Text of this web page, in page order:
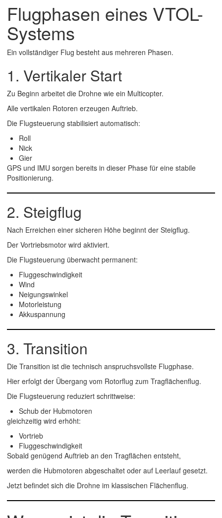
Flugphasen eines VTOL-
Systems
Ein vollständiger Flug besteht aus mehreren Phasen.
1. Vertikaler Start
Zu Beginn arbeitet die Drohne wie ein Multicopter.
Alle vertikalen Rotoren erzeugen Auftrieb.
Die Flugsteuerung stabilisiert automatisch:
Roll
Nick
Gier
GPS und IMU sorgen bereits in dieser Phase für eine stabile
Positionierung.
2. Steigflug
Nach Erreichen einer sicheren Höhe beginnt der Steigflug.
Der Vortriebsmotor wird aktiviert.
Die Flugsteuerung überwacht permanent:
Fluggeschwindigkeit
Wind
Neigungswinkel
Motorleistung
Akkuspannung
3. Transition
Die Transition ist die technisch anspruchsvollste Flugphase.
Hier erfolgt der Übergang vom Rotorflug zum Tragflächenflug.
Die Flugsteuerung reduziert schrittweise:
Schub der Hubmotoren
gleichzeitig wird erhöht:
Vortrieb
Fluggeschwindigkeit
Sobald genügend Auftrieb an den Tragflächen entsteht,
werden die Hubmotoren abgeschaltet oder auf Leerlauf gesetzt.
Jetzt befindet sich die Drohne im klassischen Flächenflug.